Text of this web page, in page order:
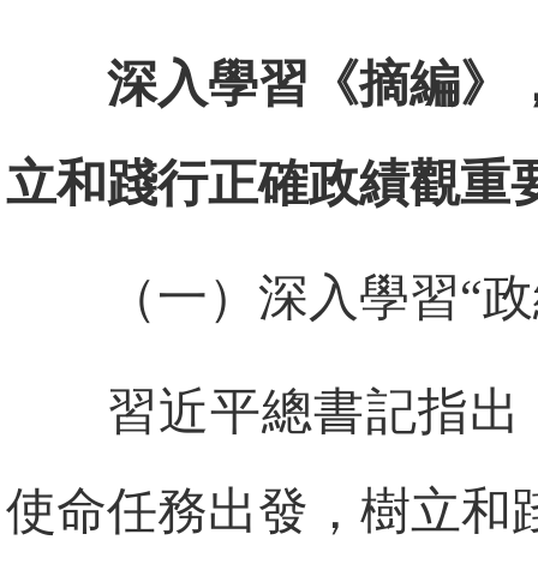
深入學習《摘編》
立和踐行正確政績觀重
（一）深入學習“
習近平總書記指
使命任務出發，樹立和